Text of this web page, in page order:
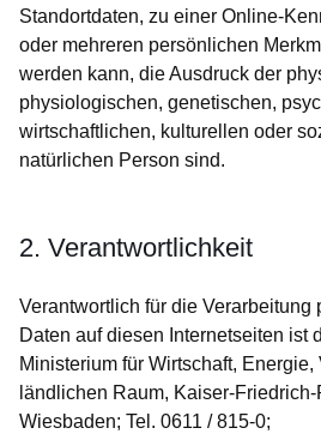
Standortdaten, zu einer Online-
oder mehreren persönlichen
werden kann, die Ausdruck der
physiologischen, genetischen,
wirtschaftlichen, kulturellen oder
natürlichen Person sind.
2. Verantwortlichkeit
Verantwortlich für die Verarbeitung
Daten auf diesen Internetseiten ist
Ministerium für Wirtschaft, Energie,
ländlichen Raum, Kaiser-
Wiesbaden; Tel. 0611 / 815-0;